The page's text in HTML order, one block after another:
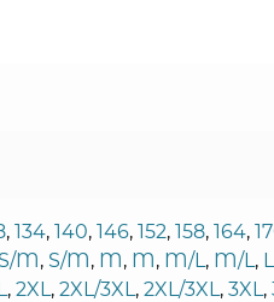
, 134, 140, 146, 152, 158, 164,
S/M, S/M, M, M, M/L, M/L, L
, 2XL, 2XL/3XL, 2XL/3XL, 3XL,